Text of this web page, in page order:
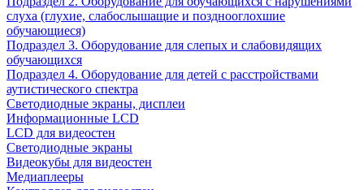
слуха (глухие, слабослышащие и позднооглохшие
обучающиеся)
Подраздел 3. Оборудование для слепых и слабовидящих
обучающихся
Подраздел 4. Оборудование для детей с расстройствами
аутистического спектра
Светодиодные экраны, дисплеи
Информационные LCD
LCD для видеостен
Светодиодные экраны
Видеокубы для видеостен
Медиаплееры